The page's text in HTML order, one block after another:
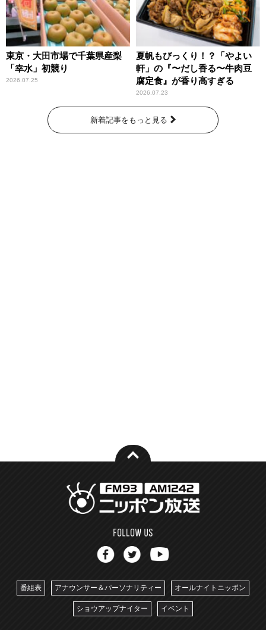
東京・大田市場で千葉県産梨
「幸水」初競り
2026.07.25
夏帆もびっくり！？「やよい
軒」の『〜だし香る〜牛肉豆
腐定食』が香り高すぎる
2026.07.23
新着記事をもっと見る
番組表 アナウンサー＆パーソナリティー オールナイトニッポン
ショウアップナイター イベント